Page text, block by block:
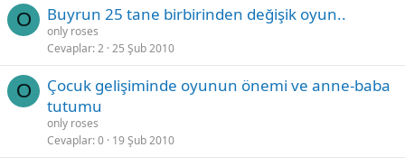
O Buyrun 25 tane birbirinden değişik oyun..
only roses
Cevaplar 2 25 Şub 2010
O
Çocuk gelişiminde oyunun önemi ve anne-baba
tutumu
only roses
Cevaplar 0 19 Şub 2010